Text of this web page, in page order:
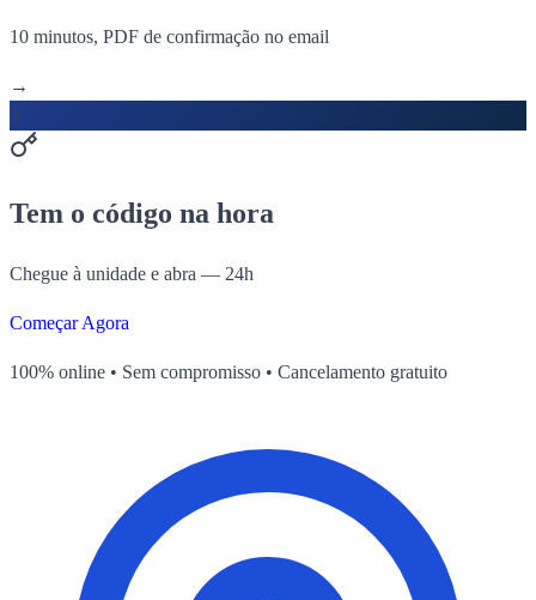
10 minutos, PDF de confirmação no email
→
3
Tem o código na hora
Chegue à unidade e abra — 24h
Começar Agora
100% online • Sem compromisso • Cancelamento gratuito